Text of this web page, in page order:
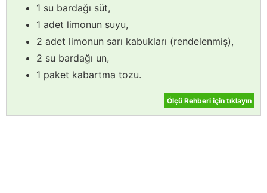
1 su bardağı süt,
1 adet limonun suyu,
2 adet limonun sarı kabukları (rendelenmiş),
2 su bardağı un,
1 paket kabartma tozu.
Ölçü Rehberi için tıklayın